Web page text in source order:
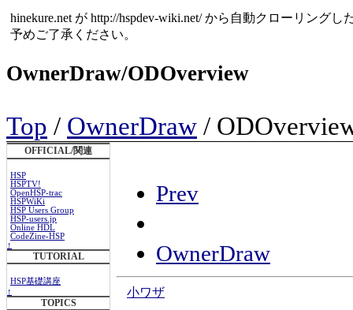
hinekure.net が http://hspdev-wiki.net/ から自動クローリング
予めご了承ください。
OwnerDraw/ODOverview
Top / OwnerDraw /
OFFICIAL/関連
HSP
HSPTV!
OpenHSP-trac
HSPWiKi
HSP Users Group
HSP-users.jp
Online HDL
CodeZine-HSP
↑
TUTORIAL
HSP基礎講座
↑
TOPICS
Prev
OwnerDraw
小ワザ